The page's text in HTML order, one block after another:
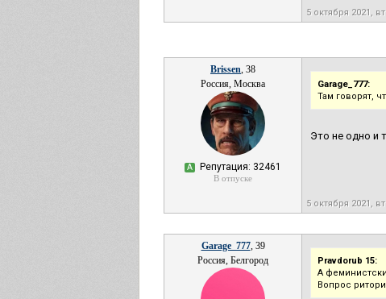
5 октября 2021,
Brissen, 38
Россия, Москва
А Репутация: 32461
В отпуске
Garage_777:
Там говорят,
Это не одно и
5 октября 2021,
Garage_777, 39
Россия, Белгород
Pravdorub 15:
А
Вопрос